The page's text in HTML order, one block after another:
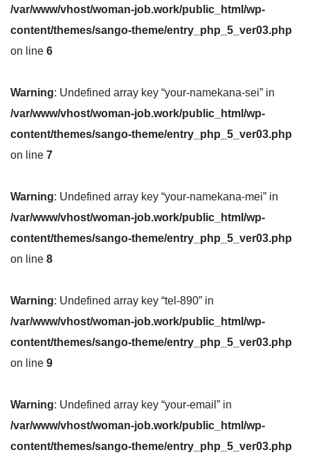
/var/www/vhost/woman-job.work/public_html/wp-
content/themes/sango-theme/entry_php_5_ver03.php
on line 6
Warning: Undefined array key “your-namekana-sei” in
/var/www/vhost/woman-job.work/public_html/wp-
content/themes/sango-theme/entry_php_5_ver03.php
on line 7
Warning: Undefined array key “your-namekana-mei” in
/var/www/vhost/woman-job.work/public_html/wp-
content/themes/sango-theme/entry_php_5_ver03.php
on line 8
Warning: Undefined array key “tel-890” in
/var/www/vhost/woman-job.work/public_html/wp-
content/themes/sango-theme/entry_php_5_ver03.php
on line 9
Warning: Undefined array key “your-email” in
/var/www/vhost/woman-job.work/public_html/wp-
content/themes/sango-theme/entry_php_5_ver03.php